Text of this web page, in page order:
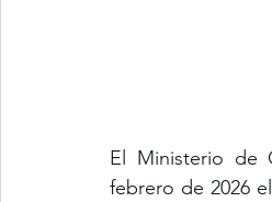
El Ministerio de
febrero de 2026